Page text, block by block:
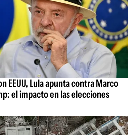
EEUU, Lula apunta contra Marco
el impacto en las elecciones